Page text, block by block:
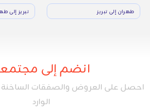
طهران إلى تبريز تبريز إلى
انضم إلى
احصل على العروض والصفقات الساخنة
الوارد